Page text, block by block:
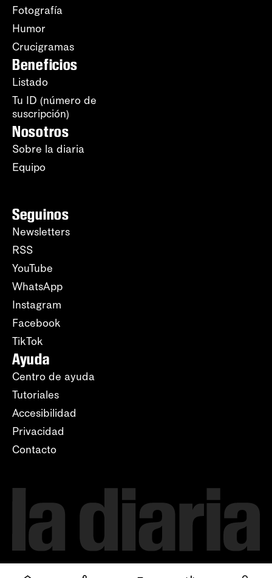
Fotografía
Humor
Crucigramas
Beneficios
Listado
Tu ID (número de
suscripción)
Nosotros
Sobre la diaria
Equipo
Seguinos
Newsletters
RSS
YouTube
WhatsApp
Instagram
Facebook
TikTok
Ayuda
Centro de ayuda
Tutoriales
Accesibilidad
Privacidad
Contacto